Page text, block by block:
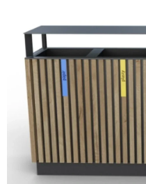
z
5
hvězdiček.